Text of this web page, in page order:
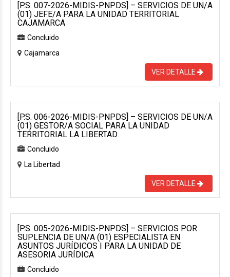
[P.S. 007-2026-MIDIS-PNPDS] – SERVICIOS DE UN/A
(01) JEFE/A PARA LA UNIDAD TERRITORIAL
CAJAMARCA
Concluido
Cajamarca
VER DETALLE
[P.S. 006-2026-MIDIS-PNPDS] – SERVICIOS DE UN/A
(01) GESTOR/A SOCIAL PARA LA UNIDAD
TERRITORIAL LA LIBERTAD
Concluido
La Libertad
VER DETALLE
[P.S. 005-2026-MIDIS-PNPDS] – SERVICIOS POR
SUPLENCIA DE UN/A (01) ESPECIALISTA EN
ASUNTOS JURÍDICOS I PARA LA UNIDAD DE
ASESORIA JURÍDICA
Concluido